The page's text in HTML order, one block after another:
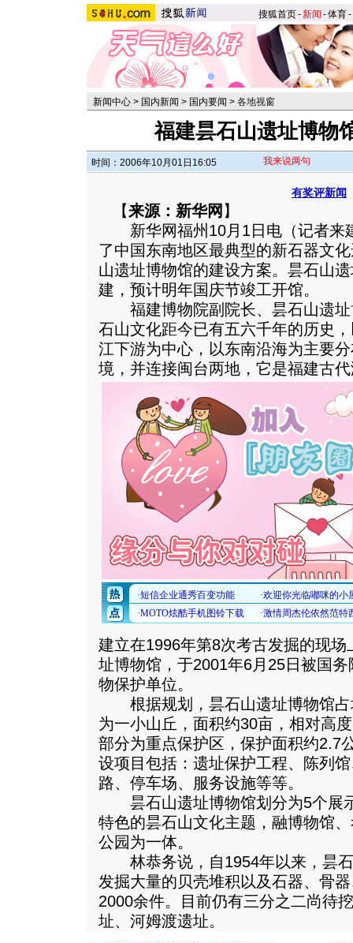
搜狐首页-新闻 -体育-
新闻中心 > 国内新闻 > 国内要闻 > 各地视窗
福建昙石山遗址博物
时间：2006年10月01日16:05 我来说两句
有奖评新闻
【来源：新华网 】
新华网福州10月1日电（记者来
了中国东南地区最典型的新石器文
山遗址博物馆的建设方案。昙石山
建，预计明年国庆节竣工开馆。
福建博物院副院长、昙石山遗址
石山文化距今已有五六千年的历史
江下游为中心，以东南沿海为主要
境，并连接闽台两地，它是福建古
建立在1996年第8次考古发掘的现
址博物馆，于2001年6月25日被国
物保护单位。
根据规划，昙石山遗址博物馆占
为一小山丘，面积约30亩，相对高
部分为重点保护区，保护面积约2.7
设项目包括：遗址保护工程、陈列
路、停车场、服务设施等等。
昙石山遗址博物馆划分为5个展
特色的昙石山文化主题，融博物馆
公园为一体。
林恭务说，自1954年以来，昙石
发掘大量的贝壳堆积以及石器、骨
2000余件。目前仍有三分之二尚待
址、河姆渡遗址。